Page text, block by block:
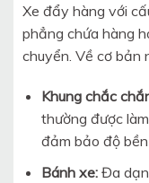
Xe đẩy hàng với
phẳng chứa hàng
chuyển. Về cơ bản
Khung chắc
thường được
đảm bảo độ
Bánh xe:Đa